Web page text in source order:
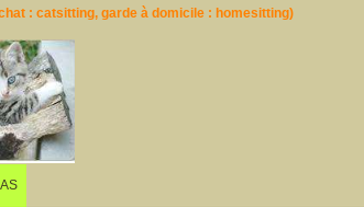
: catsitting, garde à domicile : homesitting)